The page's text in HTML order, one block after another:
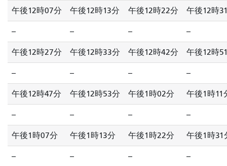
午後12時07分 午後12時13分 午後12時22分 午後12時
-- -- -- --
午後12時27分 午後12時33分 午後12時42分 午後12時
-- -- -- --
午後12時47分 午後12時53分 午後1時02分 午後1時11
-- -- -- --
午後1時07分 午後1時13分 午後1時22分 午後1時31
-- -- -- --